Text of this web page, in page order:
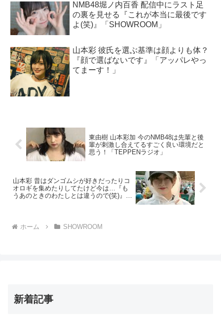
NMB48堀ノ内百香 配信中にラスト足
の裏を見せる『これが本当に最後です
よ(笑)』「SHOWROOM」
山本彩 彼氏を選ぶ基準は顔よりも体？
『顔で選ばないです』「アッパレやっ
てまーす！」
東由樹 山本彩加 今のNMB48は先輩と後
輩が刺激し合えてるすごく良い環境だと
思う！「TEPPENラジオ」
山本彩 昔はダンゴムシが好きだったりコ
オロギを集めたりしてたけど今は…『も
うあのときのわたしとは違うので(笑)』
ホーム SHOWROOM
新着記事